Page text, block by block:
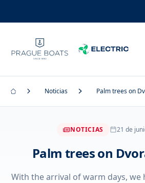
Noticias Palm trees on
NOTICIAS 21 de
Palm trees on
With the arrival of warm days, we